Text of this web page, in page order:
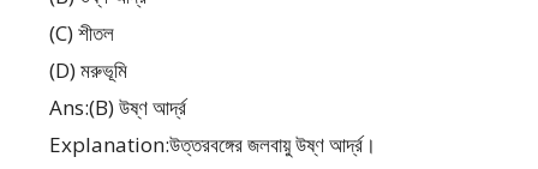
(C) শীতল
(D) মরুভূমি
Ans:(B) উষ্ণ আর্দ্র
Explanation:উত্তরবঙ্গের জলবায়ু উষ্ণ আর্দ্র।